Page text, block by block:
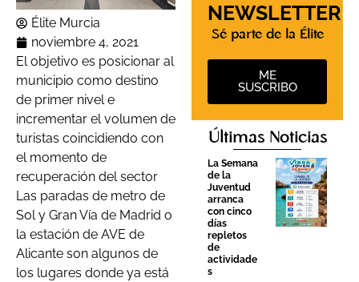
Élite Murcia
noviembre 4, 2021
El objetivo es posicionar al
municipio como destino
de primer nivel e
incrementar el volumen de
turistas coincidiendo con
el momento de
recuperación del sector
Las paradas de metro de
Sol y Gran Vía de Madrid o
la estación de AVE de
Alicante son algunos de
los lugares donde ya está
NEWSLETTER
Sé parte de la Élite
ME
SUSCRIBO
Últimas Noticias
La Semana
de la
Juventud
arranca
con cinco
días
repletos
de
actividade
s